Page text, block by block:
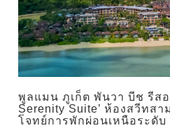
พูลแมน ภูเก็ต พันวา บีช รีสอ
Serenity Suite’ ห้องสวีทส
โจทย์การพักผ่อนเหนือระดับ